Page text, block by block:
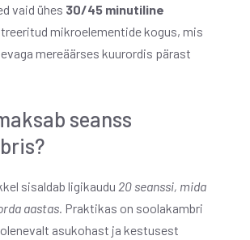
vaid ühes 30/45 minutiline
mikroelementide kogus, mis
mereäärses kuurordis pärast
seanss
sisaldab ligikaudu 20 seanssi, mida
aastas. Praktikas on soolakambri
asukohast ja kestusest